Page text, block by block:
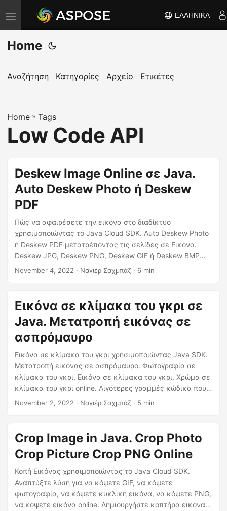
Ε
ν
α
λ
ή
π
λ
η
ΕΛΛΗΝΙΚΆ
Home
Αναζήτηση Κατηγορίες Αρχείο Ετικέτες
Home » Tags
Low Code API
Deskew Image Online σε Java.
Auto Deskew Photo ή Deskew
PDF
Πώς να αφαιρέσετε την εικόνα στο διαδίκτυο
χρησιμοποιώντας το Java Cloud SDK. Auto Deskew Photo
ή Deskew PDF μετατρέποντας τις σελίδες σε Εικόνα.
Deskew JPG, Deskew PNG, Deskew GIF ή Deskew BMP
online. Μάθετε πλήρεις λεπτομέρειες σχετικά με το τι
November 4, 2022 · Ναγιέρ Σαχμπάζ · 6 min
Εικόνα σε κλίμακα του γκρι σε
Java. Μετατροπή εικόνας σε
ασπρόμαυρο
Εικόνα σε κλίμακα του γκρι χρησιμοποιώντας Java SDK.
Μετατροπή εικόνας σε ασπρόμαυρο. Φωτογραφία σε
κλίμακα του γκρι, Εικόνα σε κλίμακα του γκρι, Χρώμα σε
κλίμακα του γκρι online. Λιγότερες γραμμές κώδικα που
επιτρέπουν τη μετατροπή των εικόνων σε ασπρόμαυρες.
November 2, 2022 · Ναγιέρ Σαχμπάζ · 5 min
Crop Image in Java. Crop Photo
Crop Picture Crop PNG Online
Κοπή Εικόνας χρησιμοποιώντας το Java Cloud SDK.
Αναπτύξτε λύση για να κόψετε GIF, να κόψετε
φωτογραφία, να κόψετε κυκλική εικόνα, να κόψετε PNG,
να κόψετε εικόνα online. Δημιουργήστε κοπτήρα εικόνας